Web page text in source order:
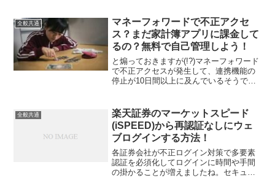
た後に停滞したものの、大納会では５万
円台を回復...
全般共通
マネーフォワードで不正アクセ
ス？まだ家計簿アプリに課金して
るの？無料で自己管理しよう！
と煽っておきますが(!?)マネーフォワード
で不正アクセスが発生して、連携機能の
停止が10日間以上に及んでいるそうです
せんが、マネーフォワードって物凄く人
気がありますね。使...
全般共通
楽天証券のマーケットスピード
(iSPEED)から再認証なしにウェ
ブログインする方法！
各証券会社が不正ログイン対策で多要素
認証を必須化してログインに時間や手間
の掛かることが増えましたね。セキュリ